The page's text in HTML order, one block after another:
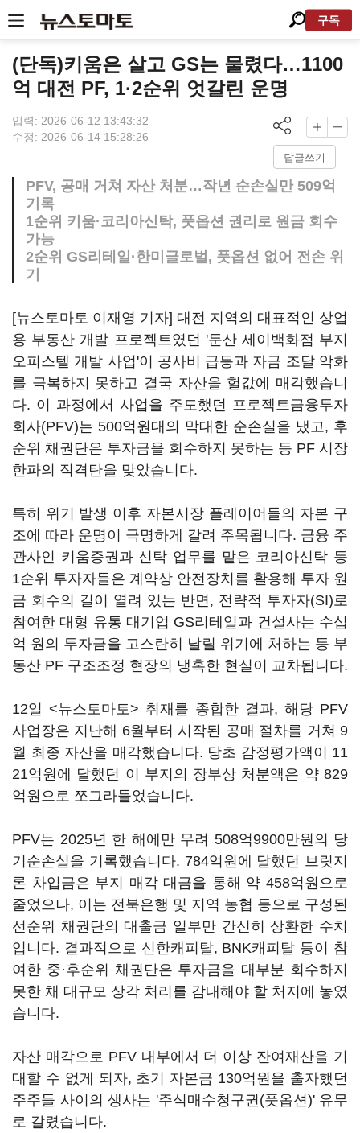
구독
(단독)키움은 살고 GS는 물렸다…1100
억 대전 PF, 1·2순위 엇갈린 운명
입력: 2026-06-12 13:43:32
수정: 2026-06-14 15:28:26
답글쓰기
PFV, 공매 거쳐 자산 처분…작년 순손실만 509억
기록
1순위 키움·코리아신탁, 풋옵션 권리로 원금 회수
가능
2순위 GS리테일·한미글로벌, 풋옵션 없어 전손 위
기
[뉴스토마토 이재영 기자] 대전 지역의 대표적인 상업
용 부동산 개발 프로젝트였던 '둔산 세이백화점 부지
오피스텔 개발 사업'이 공사비 급등과 자금 조달 악화
를 극복하지 못하고 결국 자산을 헐값에 매각했습니
다. 이 과정에서 사업을 주도했던 프로젝트금융투자
회사(PFV)는 500억원대의 막대한 순손실을 냈고, 후
순위 채권단은 투자금을 회수하지 못하는 등 PF 시장
한파의 직격탄을 맞았습니다.
특히 위기 발생 이후 자본시장 플레이어들의 자본 구
조에 따라 운명이 극명하게 갈려 주목됩니다. 금융 주
관사인 키움증권과 신탁 업무를 맡은 코리아신탁 등
1순위 투자자들은 계약상 안전장치를 활용해 투자 원
금 회수의 길이 열려 있는 반면, 전략적 투자자(SI)로
참여한 대형 유통 대기업 GS리테일과 건설사는 수십
억 원의 투자금을 고스란히 날릴 위기에 처하는 등 부
동산 PF 구조조정 현장의 냉혹한 현실이 교차됩니다.
12일 <뉴스토마토> 취재를 종합한 결과, 해당 PFV
사업장은 지난해 6월부터 시작된 공매 절차를 거쳐 9
월 최종 자산을 매각했습니다. 당초 감정평가액이 11
21억원에 달했던 이 부지의 장부상 처분액은 약 829
억원으로 쪼그라들었습니다.
PFV는 2025년 한 해에만 무려 508억9900만원의 당
기순손실을 기록했습니다. 784억원에 달했던 브릿지
론 차입금은 부지 매각 대금을 통해 약 458억원으로
줄었으나, 이는 전북은행 및 지역 농협 등으로 구성된
선순위 채권단의 대출금 일부만 간신히 상환한 수치
입니다. 결과적으로 신한캐피탈, BNK캐피탈 등이 참
여한 중·후순위 채권단은 투자금을 대부분 회수하지
못한 채 대규모 상각 처리를 감내해야 할 처지에 놓였
습니다.
자산 매각으로 PFV 내부에서 더 이상 잔여재산을 기
대할 수 없게 되자, 초기 자본금 130억원을 출자했던
주주들 사이의 생사는 '주식매수청구권(풋옵션)' 유무
로 갈렸습니다.